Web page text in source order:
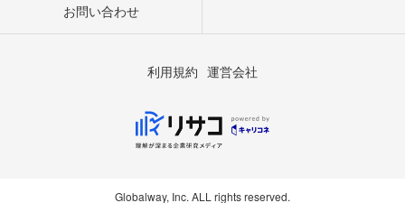
お問い合わせ
利用規約 運営会社
Globalway, Inc. ALL rights reserved.